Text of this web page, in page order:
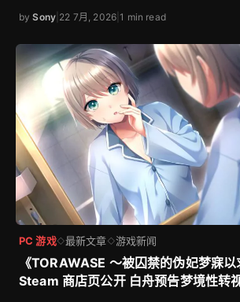
bySony 22 7月, 2026 |1 min read
PC 游戏◇最新文章◇游戏新闻
《TORAWASE ～被囚禁的伪妃梦寐以
Steam 商店页公开 白舟预告梦境性转